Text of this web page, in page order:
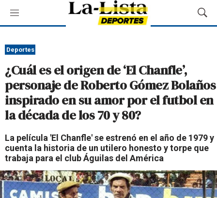
M
e
ú
M
o
r
B
ú
e
d
Deportes
¿Cuál es el origen de ‘El Chanfle’,
personaje de Roberto Gómez Bolaños
inspirado en su amor por el futbol en
la década de los 70 y 80?
La película 'El Chanfle' se estrenó en el año de 1979 y
cuenta la historia de un utilero honesto y torpe que
trabaja para el club Águilas del América